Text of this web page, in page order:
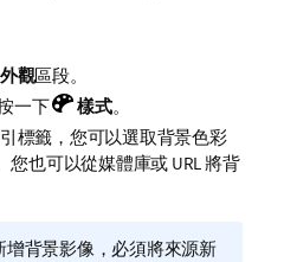
外觀區段。
一下 樣式。
標籤，您可以選取背景色彩
您也可以從媒體庫或 URL 將背
增背景影像，必須將來源新